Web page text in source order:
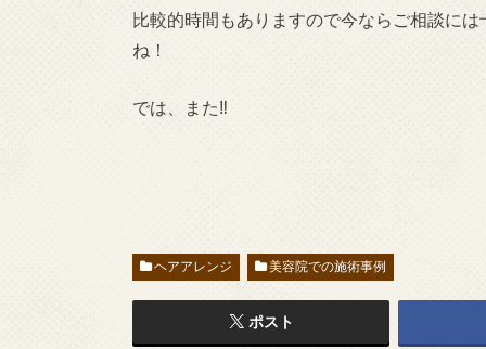
比較的時間もありますので今ならご相談に
ね！
では、また‼︎
ヘアアレンジ 美容院での施術事例
ポスト